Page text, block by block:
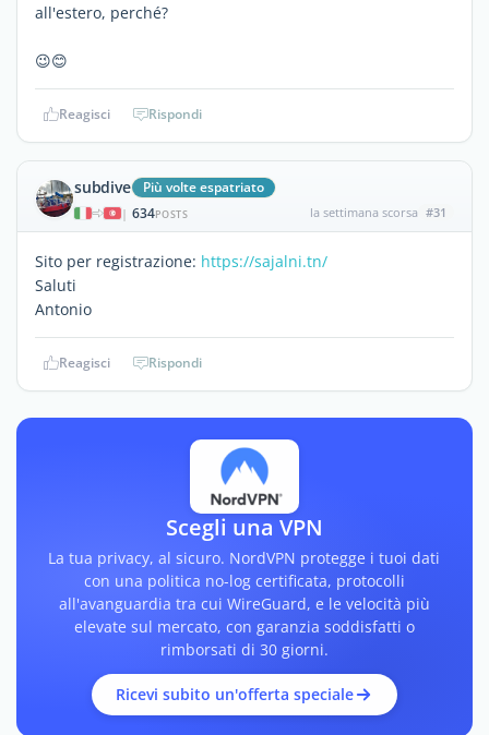
all'estero, perché?
😉😊
Reagisci Rispondi
subdive Più volte espatriato
| 634POSTS la settimana scorsa #31
Sito per registrazione: https://sajalni.tn/
Saluti
Antonio
Reagisci Rispondi
Scegli una VPN
La tua privacy, al sicuro. NordVPN protegge i tuoi dati
con una politica no-log certificata, protocolli
all'avanguardia tra cui WireGuard, e le velocità più
elevate sul mercato, con garanzia soddisfatti o
rimborsati di 30 giorni.
Ricevi subito un'offerta speciale